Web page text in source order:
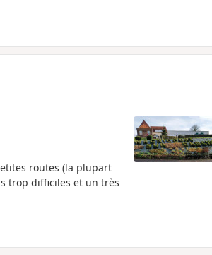
routes (la plupart
trop difficiles et un très